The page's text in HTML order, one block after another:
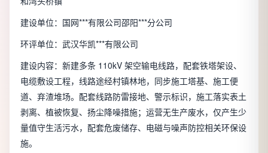
建设单位：国网***有限公司邵阳***分公司
环评单位：武汉华凯***有限公司
建设内容：新建多条 110kV 架空输电线路，配套铁塔架设、
电缆敷设工程，线路途经村镇林地，同步施工塔基、施工便
道、弃渣堆场。配套线路防雷接地、警示标识，施工落实表土
剥离、植被恢复、扬尘降噪措施；运营无生产废水，仅产生少
量值守生活污水，配套危废储存、电磁与噪声防控相关环保设
施。